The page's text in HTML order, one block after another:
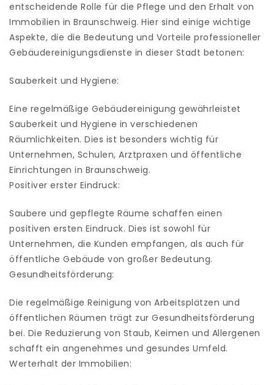
entscheidende Rolle für die Pflege und den Erhalt von
Immobilien in Braunschweig. Hier sind einige wichtige
Aspekte, die die Bedeutung und Vorteile professioneller
Gebäudereinigungsdienste in dieser Stadt betonen:
Sauberkeit und Hygiene:
Eine regelmäßige Gebäudereinigung gewährleistet
Sauberkeit und Hygiene in verschiedenen
Räumlichkeiten. Dies ist besonders wichtig für
Unternehmen, Schulen, Arztpraxen und öffentliche
Einrichtungen in Braunschweig.
Positiver erster Eindruck:
Saubere und gepflegte Räume schaffen einen
positiven ersten Eindruck. Dies ist sowohl für
Unternehmen, die Kunden empfangen, als auch für
öffentliche Gebäude von großer Bedeutung.
Gesundheitsförderung:
Die regelmäßige Reinigung von Arbeitsplätzen und
öffentlichen Räumen trägt zur Gesundheitsförderung
bei. Die Reduzierung von Staub, Keimen und Allergenen
schafft ein angenehmes und gesundes Umfeld.
Werterhalt der Immobilien: